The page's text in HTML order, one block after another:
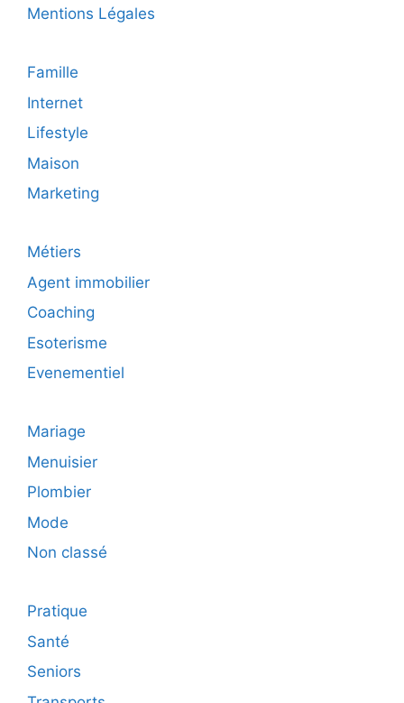
Mentions Légales
Famille
Internet
Lifestyle
Maison
Marketing
Métiers
Agent immobilier
Coaching
Esoterisme
Evenementiel
Mariage
Menuisier
Plombier
Mode
Non classé
Pratique
Santé
Seniors